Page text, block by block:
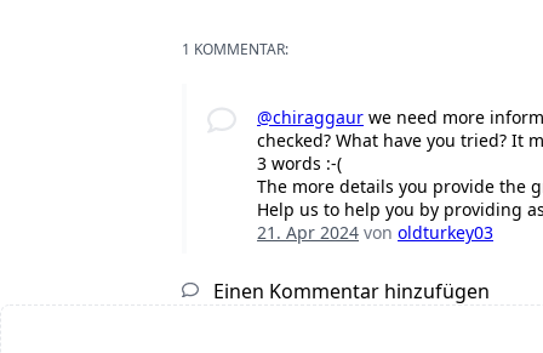
1 KOMMENTAR:
@chiraggaur we need more
checked? What have you tried? It
3 words :-(
The more details you provide the
Help us to help you by providing
21. Apr 2024 vonoldturkey03
Einen Kommentar hinzufügen